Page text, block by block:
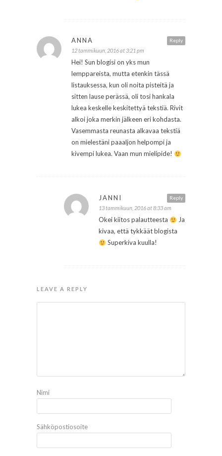
Reply
ANNA
12 tammikuun, 2016 at 3:21 pm
Hei! Sun blogisi on yks mun
lemppareista, mutta etenkin tässä
listauksessa, kun oli noita pisteitä ja
sitten lause perässä, oli tosi hankala
lukea keskelle keskitettyä tekstiä. Rivit
alkoi joka merkin jälkeen eri kohdasta.
Vasemmasta reunasta alkavaa tekstiä
on mielestäni paaaljon helpompi ja
kivempi lukea. Vaan mun mielipide!
Reply
JANNI
13 tammikuun, 2016 at 8:33 am
Okei kiitos palautteesta
Ja
kivaa, että tykkäät blogista
Superkiva kuulla!
LEAVE A REPLY
Nimi
Sähköpostiosoite